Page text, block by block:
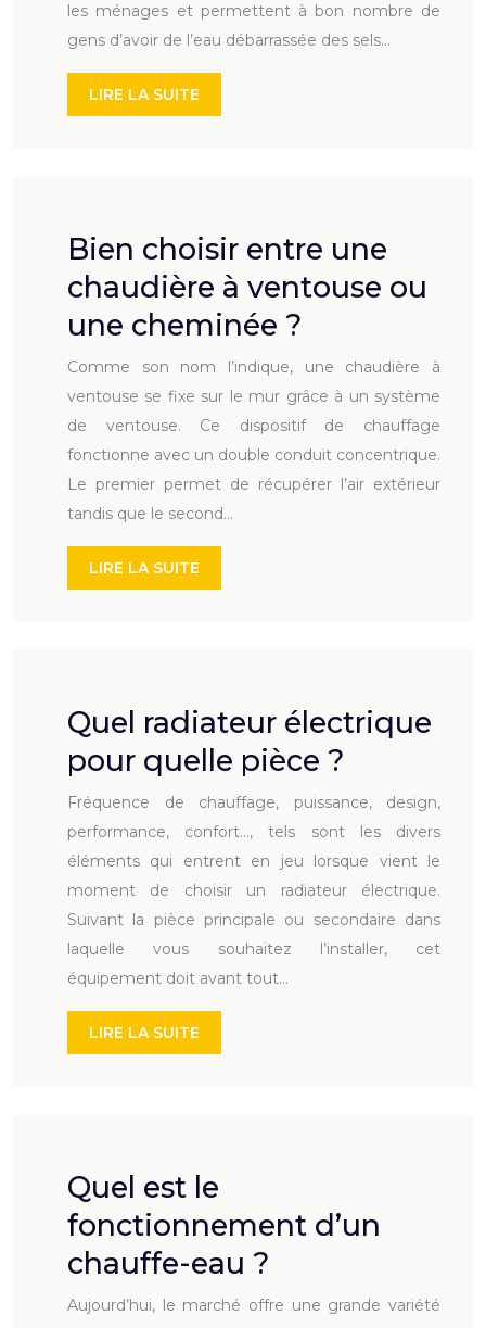
les ménages et permettent à bon nombre de
gens d’avoir de l’eau débarrassée des sels…
LIRE LA SUITE
Bien choisir entre une
chaudière à ventouse ou
une cheminée ?
Comme son nom l’indique, une chaudière à
ventouse se fixe sur le mur grâce à un système
de ventouse. Ce dispositif de chauffage
fonctionne avec un double conduit concentrique.
Le premier permet de récupérer l’air extérieur
tandis que le second…
LIRE LA SUITE
Quel radiateur électrique
pour quelle pièce ?
Fréquence de chauffage, puissance, design,
performance, confort…, tels sont les divers
éléments qui entrent en jeu lorsque vient le
moment de choisir un radiateur électrique.
Suivant la pièce principale ou secondaire dans
laquelle vous souhaitez l’installer, cet
équipement doit avant tout…
LIRE LA SUITE
Quel est le
fonctionnement d’un
chauffe-eau ?
Aujourd’hui, le marché offre une grande variété